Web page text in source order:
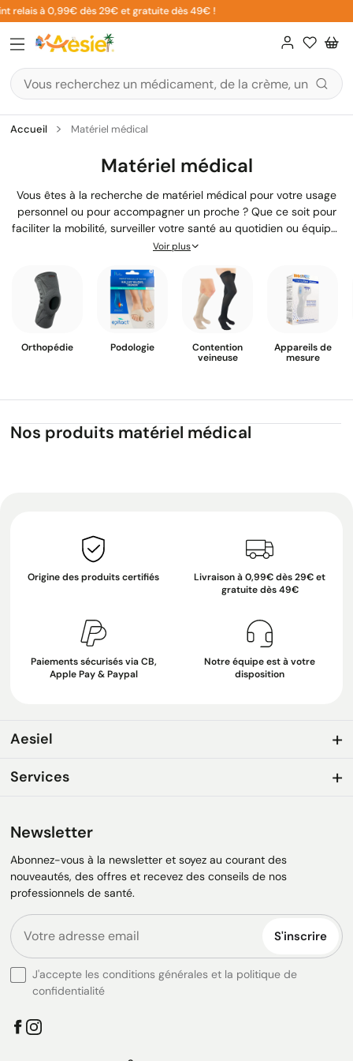
Aller
au
contenu
relais à 0,99€ dès 29€ et gratuite dès 49€ !
Accueil Matériel médical
Matériel médical
Vous êtes à la recherche de matériel médical pour votre usage
personnel ou pour accompagner un proche ? Que ce soit pour
faciliter la mobilité, surveiller votre santé au quotidien ou équiper
votre intérieur pour plus de confort et de sécurité, vous trouverez
besoins. Notre équipe de pharmaciens diplômés vous
accompagne dans le choix du meilleur matériel médical, avec
des solutions pratiques pour le maintien à domicile comme pour
vos déplacements.
Voir plus
Orthopédie Podologie
Contention
veineuse
Appareils de
mesure
Nos produits matériel médical
Origine des produits certifiés
Livraison à 0,99€ dès 29€ et
gratuite dès 49€
Paiements sécurisés via CB,
Apple Pay & Paypal
Notre équipe est à votre
disposition
Aesiel
Services
Newsletter
Abonnez-vous à la newsletter et soyez au courant des
nouveautés, des offres et recevez des conseils de nos
professionnels de santé.
S'inscrire
J'accepte les conditions générales et la politique de
confidentialité